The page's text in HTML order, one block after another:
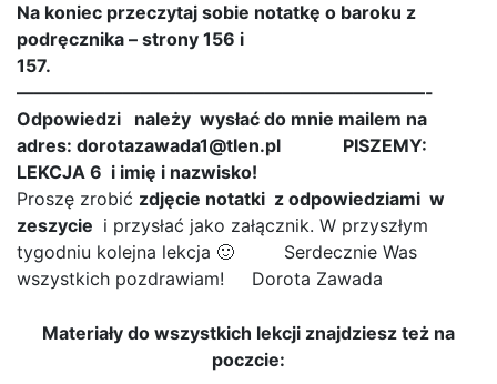
Na koniec przeczytaj sobie notatkę o baroku z
podręcznika – strony 156 i
157.
———————————————————————-
Odpowiedzi należy wysłać do mnie mailem na
adres: dorotazawada1@tlen.pl PISZEMY:
LEKCJA 6 i imię i nazwisko!
Proszę zrobić zdjęcie notatki z odpowiedziami w
zeszycie i przysłać jako załącznik. W przyszłym
tygodniu kolejna lekcja 🙂 Serdecznie Was
wszystkich pozdrawiam! Dorota Zawada
Materiały do wszystkich lekcji znajdziesz też na
poczcie: